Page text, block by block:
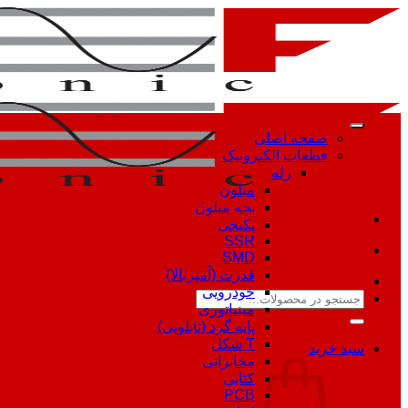
Skip
جستجو
سبد خرید
صفحه اصلی
قطعات الکترونیک
رله
میلون
بچه میلون
پکیجی
SSR
SMD
قدرت (آمپربالا)
خودرویی
مینیاتوری
پایه گرد (تابلویی)
T شکل
مخابراتی
کتابی
PCB